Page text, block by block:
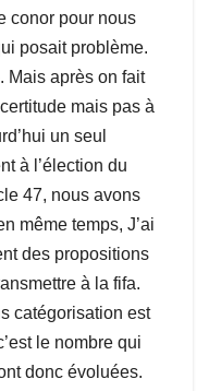
conor pour nous
posait problème.
Mais après on fait
mais pas à
un seul
à l’élection du
47, nous avons
même temps, J’ai
des propositions
à la fifa.
catégorisation est
le nombre qui
donc évoluées.